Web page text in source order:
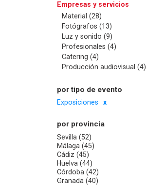
Empresas y servicios
Material (28)
Fotógrafos (13)
Luz y sonido (9)
Profesionales (4)
Catering (4)
Producción audiovisual (4)
por tipo de evento
Exposiciones
por provincia
Sevilla (52)
Málaga (45)
Cádiz (45)
Huelva (44)
Córdoba (42)
Granada (40)